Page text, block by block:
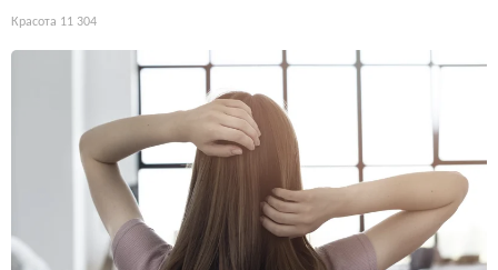
Красота 11 304